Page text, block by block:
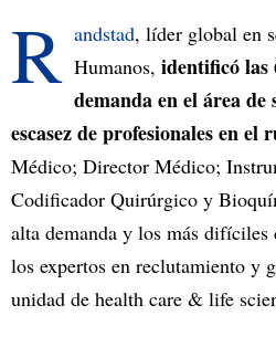
R andstad, líder global en
Humanos, identificó las
demanda en el área
escasez de profesionales en el
Médico; Director Médico;
Codificador Quirúrgico y
alta demanda y los más difíciles
los expertos en reclutamiento y
unidad de health care & life